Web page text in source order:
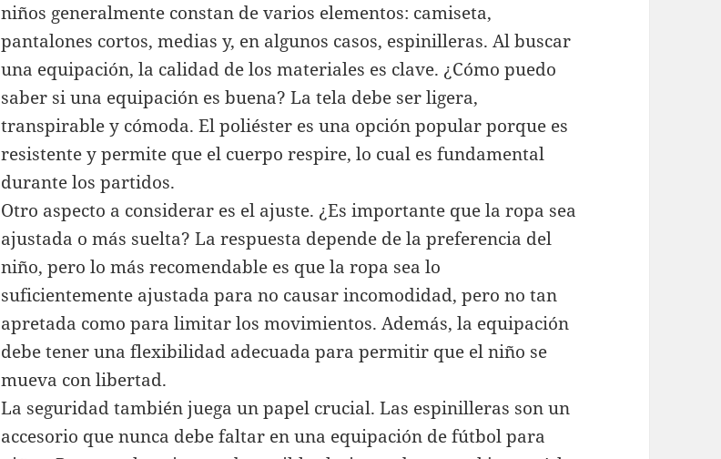
niños generalmente constan de varios elementos: camiseta,
pantalones cortos, medias y, en algunos casos, espinilleras. Al buscar
una equipación, la calidad de los materiales es clave. ¿Cómo puedo
saber si una equipación es buena? La tela debe ser ligera,
transpirable y cómoda. El poliéster es una opción popular porque es
resistente y permite que el cuerpo respire, lo cual es fundamental
durante los partidos.
Otro aspecto a considerar es el ajuste. ¿Es importante que la ropa sea
ajustada o más suelta? La respuesta depende de la preferencia del
niño, pero lo más recomendable es que la ropa sea lo
suficientemente ajustada para no causar incomodidad, pero no tan
apretada como para limitar los movimientos. Además, la equipación
debe tener una flexibilidad adecuada para permitir que el niño se
mueva con libertad.
La seguridad también juega un papel crucial. Las espinilleras son un
accesorio que nunca debe faltar en una equipación de fútbol para